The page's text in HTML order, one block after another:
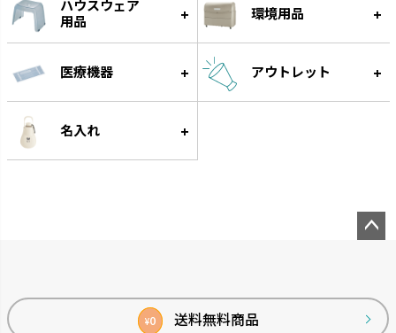
スラック ジョーロ
大容量なのにスリムなじょうろ
です。
グレース
ハウスウェア
用品
環境用品
医療機器 アウトレット
名入れ
¥0 送料無料商品
ップ
へ